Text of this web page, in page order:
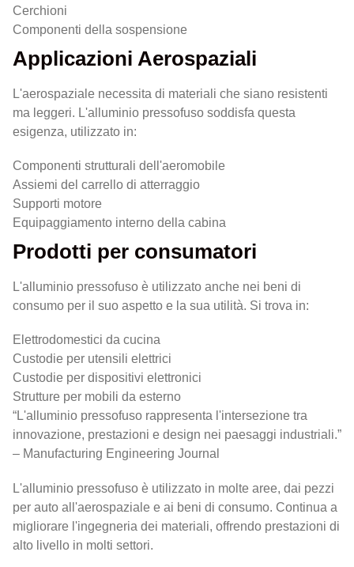
Cerchioni
Componenti della sospensione
Applicazioni Aerospaziali
L'aerospaziale necessita di materiali che siano resistenti
ma leggeri. L'alluminio pressofuso soddisfa questa
esigenza, utilizzato in:
Componenti strutturali dell'aeromobile
Assiemi del carrello di atterraggio
Supporti motore
Equipaggiamento interno della cabina
Prodotti per consumatori
L'alluminio pressofuso è utilizzato anche nei beni di
consumo per il suo aspetto e la sua utilità. Si trova in:
Elettrodomestici da cucina
Custodie per utensili elettrici
Custodie per dispositivi elettronici
Strutture per mobili da esterno
“L'alluminio pressofuso rappresenta l'intersezione tra
innovazione, prestazioni e design nei paesaggi industriali.”
– Manufacturing Engineering Journal
L'alluminio pressofuso è utilizzato in molte aree, dai pezzi
per auto all'aerospaziale e ai beni di consumo. Continua a
migliorare l'ingegneria dei materiali, offrendo prestazioni di
alto livello in molti settori.